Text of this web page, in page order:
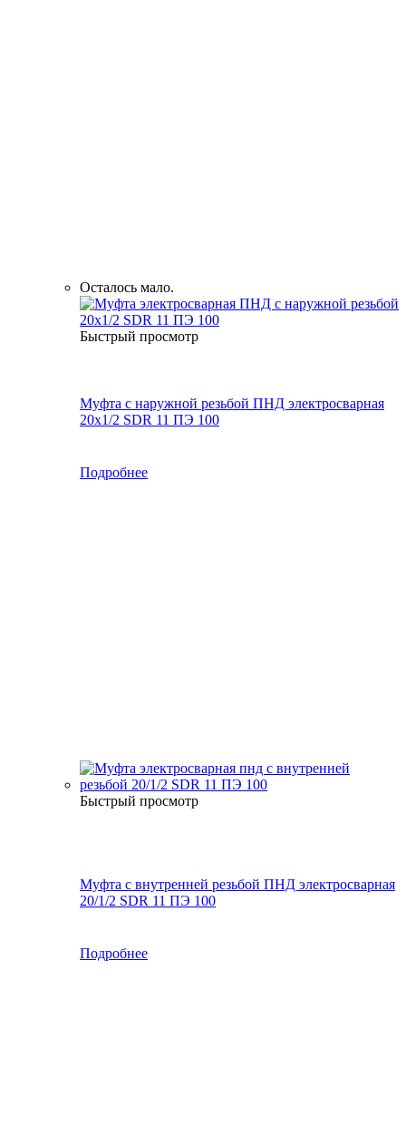
Осталось мало.
Быстрый просмотр
Муфта с наружной резьбой ПНД электросварная
20x1/2 SDR 11 ПЭ 100
Подробнее
Быстрый просмотр
Муфта с внутренней резьбой ПНД электросварная
20/1/2 SDR 11 ПЭ 100
Подробнее